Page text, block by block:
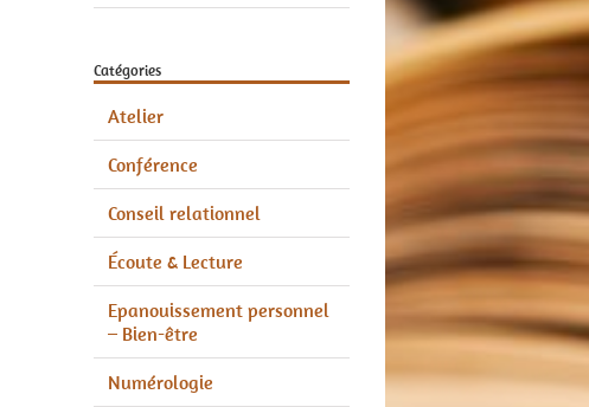
Catégories
Atelier
Conférence
Conseil relationnel
Écoute & Lecture
Epanouissement personnel
– Bien-être
Numérologie